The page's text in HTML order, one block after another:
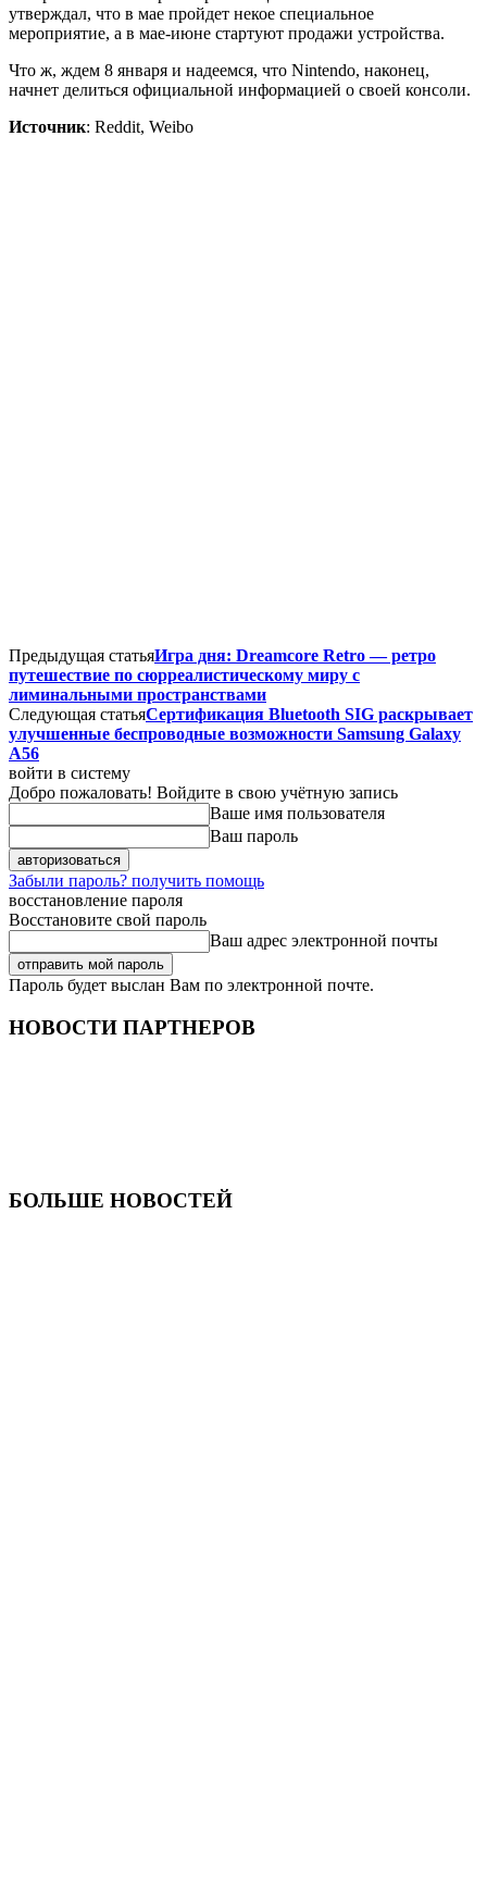
утверждал, что в мае пройдет некое специальное
мероприятие, а в мае-июне стартуют продажи устройства.
Что ж, ждем 8 января и надеемся, что Nintendo, наконец,
начнет делиться официальной информацией о своей консоли.
Источник: Reddit, Weibo
Предыдущая статьяИгра дня: Dreamcore Retro — ретро
путешествие по сюрреалистическому миру с
лиминальными пространствами
Следующая статьяСертификация Bluetooth SIG раскрывает
улучшенные беспроводные возможности Samsung Galaxy
A56
войти в систему
Добро пожаловать! Войдите в свою учётную запись
Ваше имя пользователя
Ваш пароль
Забыли пароль? получить помощь
восстановление пароля
Восстановите свой пароль
Ваш адрес электронной почты
Пароль будет выслан Вам по электронной почте.
НОВОСТИ ПАРТНЕРОВ
БОЛЬШЕ НОВОСТЕЙ